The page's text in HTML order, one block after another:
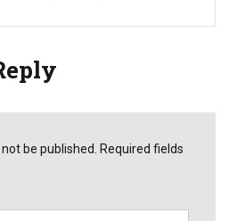
be published. Required fields